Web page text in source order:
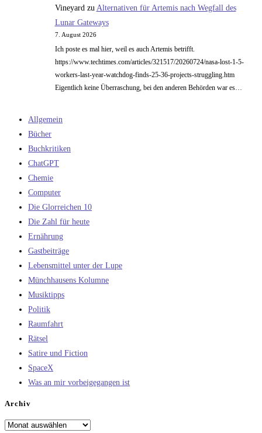
Vineyard zu Alternativen für Artemis nach Wegfall des
Lunar Gateways
7. August 2026
Ich poste es mal hier, weil es auch Artemis betrifft.
https://www.techtimes.com/articles/321517/20260724/nasa-lost-1-5-
workers-last-year-watchdog-finds-25-36-projects-struggling.htm
Eigentlich keine Überraschung, bei den anderen Behörden war es…
Allgemein
Bücher
Buchkritiken
ChatGPT
Chemie
Computer
Die Glorreichen 10
Die Zahl für heute
Ernährung
Gastbeiträge
Lebensmittel unter der Lupe
Münchhausens Kolumne
Musiktipps
Politik
Raumfahrt
Rätsel
Satire und Fiction
SpaceX
Was an mir vorbeigegangen ist
Archiv
Archiv